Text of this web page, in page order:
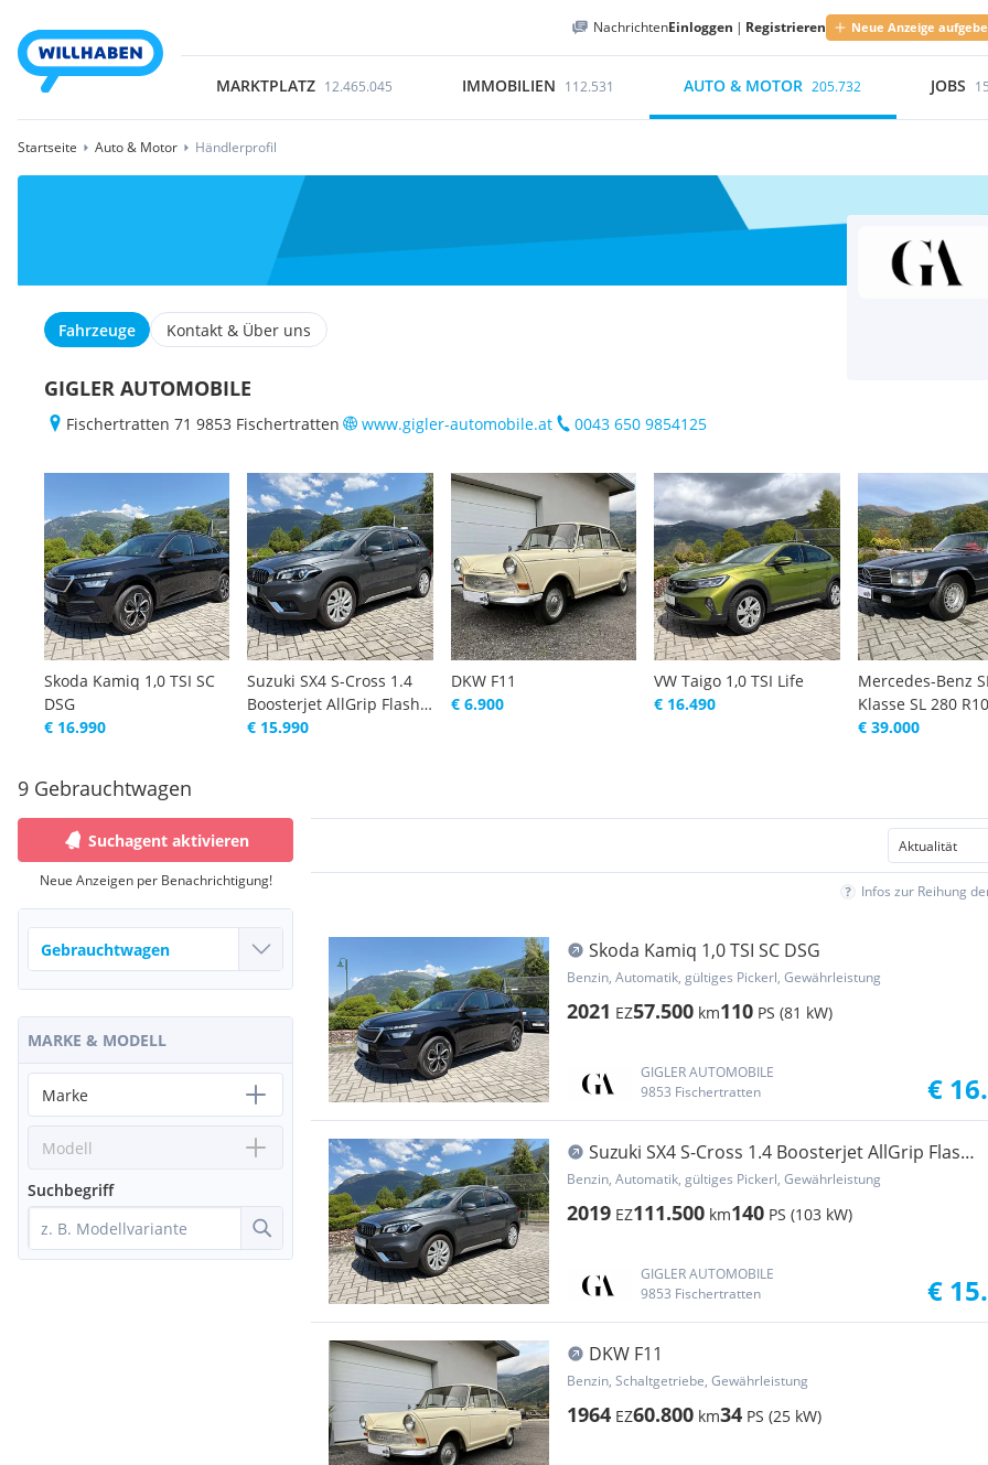
NachrichtenEinloggen | Registrieren Neue Anzeige
MARKTPLATZ 12.465.045 IMMOBILIEN 112.531 AUTO & MOTOR 205.732 JOBS
Startseite Auto & Motor Händlerprofil
Fahrzeuge Kontakt & Über uns
GIGLER AUTOMOBILE
Fischertratten 71 9853 Fischertratten www.gigler-automobile.at 0043 650 9854125
Skoda Kamiq 1,0 TSI SC
DSG
€ 16.990
Suzuki SX4 S-Cross 1.4
Boosterjet AllGrip Flash
4x4
€ 15.990
DKW F11
€ 6.900
VW Taigo 1,0 TSI Life
€ 16.490
Mercedes-Benz
Klasse SL 280
€ 39.000
9 Gebrauchtwagen
Infos zur Reihung
Skoda Kamiq 1,0 TSI SC DSG
Benzin, Automatik, gültiges Pickerl, Gewährleistung
2021 EZ57.500 km110 PS (81 kW)
GIGLER AUTOMOBILE
9853 Fischertratten
€
Suzuki SX4 S-Cross 1.4 Boosterjet AllGrip Flash
4x4
Benzin, Automatik, gültiges Pickerl, Gewährleistung
2019 EZ111.500 km140 PS (103 kW)
GIGLER AUTOMOBILE
9853 Fischertratten
€
DKW F11
Benzin, Schaltgetriebe, Gewährleistung
1964 EZ60.800 km34 PS (25 kW)
Suchagent aktivieren
Neue Anzeigen per Benachrichtigung!
MARKE & MODELL
Marke
Modell
Suchbegriff